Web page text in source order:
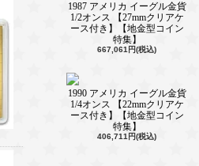
1987 アメリカ イーグル金貨
1/2オンス 【27mmクリアケ
ース付き】【地金型コイン
特集】
667,061円(税込)
1990 アメリカ イーグル金貨
1/4オンス 【22mmクリアケ
ース付き】【地金型コイン
特集】
406,711円(税込)